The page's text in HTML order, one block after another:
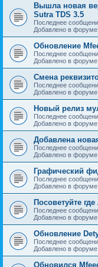
Вышла новая
Sutra TDS 3.5
Последнее
Добавлено в форуме
Обновление
Последнее
Добавлено в форуме
Смена
Последнее
Добавлено в форуме
Новый релиз
Последнее
Добавлено в форуме
Добавлена
Последнее
Добавлено в форуме
Графический
Последнее
Добавлено в форуме
Посоветуйте
Последнее
Добавлено в форуме
Обновление
Последнее
Добавлено в форуме
Обновился